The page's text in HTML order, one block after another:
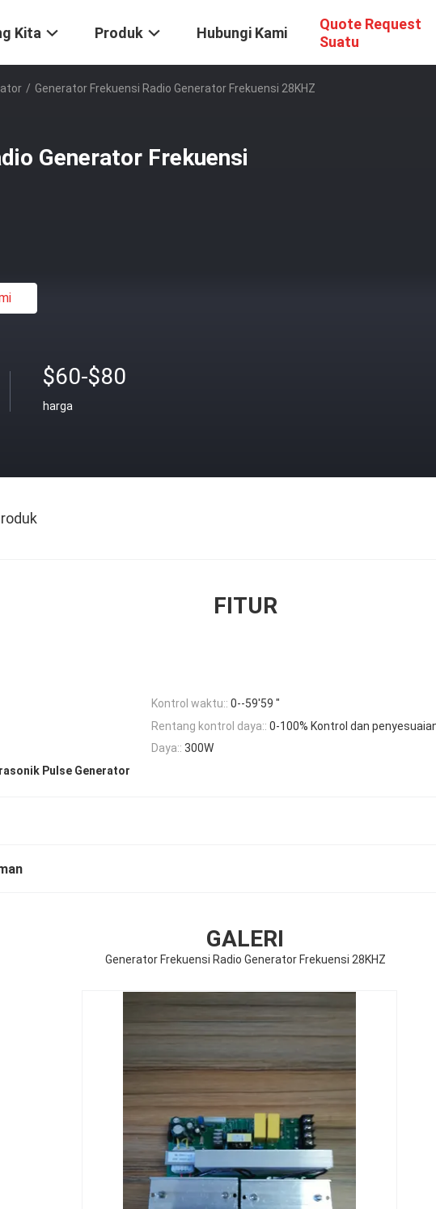
Kita Produk Hubungi Kami
Quote Request
Suatu
/ Generator Frekuensi Radio Generator Frekuensi 28KHZ
Generator Frekuensi
$60-$80
harga
FITUR
Kontrol waktu:: 0--59'59 "
Rentang kontrol daya:: 0-100% Kontrol dan
Daya:: 300W
Pulse Generator
GALERI
Generator Frekuensi Radio Generator Frekuensi 28KHZ